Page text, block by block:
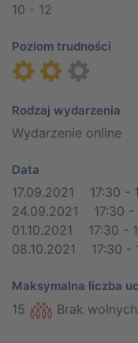
10 - 12
Poziom trudności
Rodzaj wydarzenia
Wydarzenie online
Data
17.09.2021 17:30 -
24.09.2021 17:30 -
01.10.2021 17:30 -
08.10.2021 17:30 -
Maksymalna liczba
15 Brak